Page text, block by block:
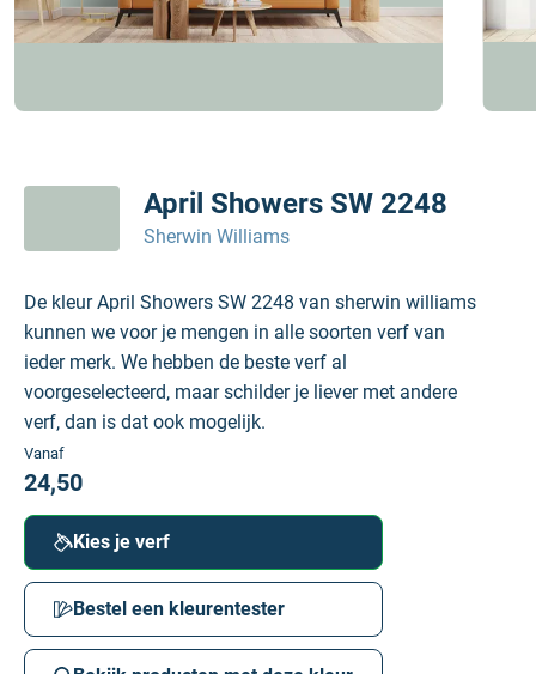
April Showers SW 2248
Sherwin Williams
De kleur April Showers SW 2248 van sherwin williams
kunnen we voor je mengen in alle soorten verf van
ieder merk. We hebben de beste verf al
voorgeselecteerd, maar schilder je liever met andere
verf, dan is dat ook mogelijk.
Vanaf
24,50
Kies je verf
Bestel een kleurentester